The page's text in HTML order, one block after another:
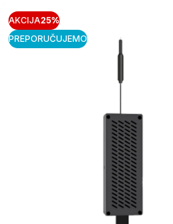
AKCIJA25%
PREPORUČUJEMO